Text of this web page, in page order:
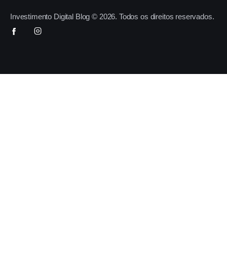
Investimento Digital Blog © 2026. Todos os direitos reservados.